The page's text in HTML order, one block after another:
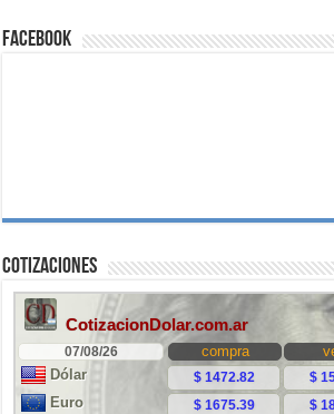
Facebook
Cotizaciones